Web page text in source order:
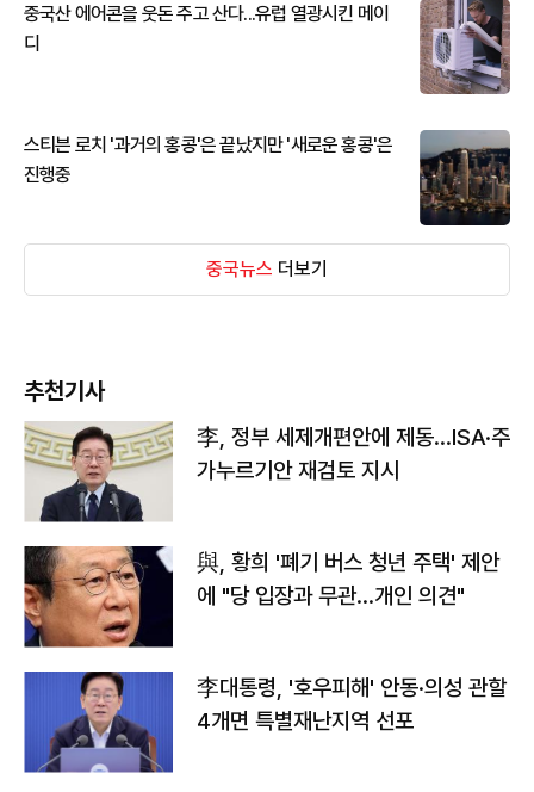
중국산 에어콘을 웃돈 주고 산다...유럽 열광시킨 메이
디
스티븐 로치 '과거의 홍콩'은 끝났지만 '새로운 홍콩'은
진행중
중국뉴스 더보기
추천기사
李, 정부 세제개편안에 제동…ISA·주
가누르기안 재검토 지시
與, 황희 '폐기 버스 청년 주택' 제안
에 "당 입장과 무관…개인 의견"
李대통령, '호우피해' 안동·의성 관할
4개면 특별재난지역 선포